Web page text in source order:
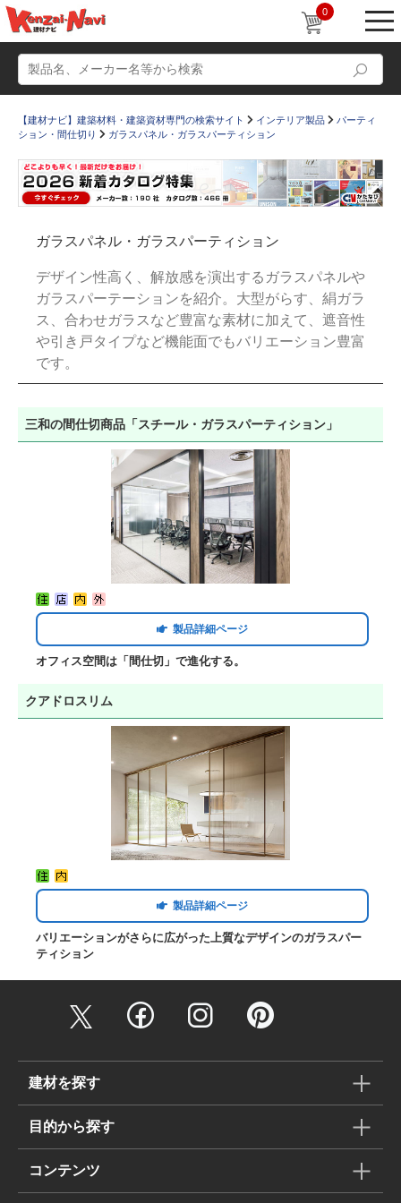
0
すまいリング 設計士インタビュー
Q＆A 販売・施工代理店募集
お気に入り
【建材ナビ】建築材料・建築資材専門の検索サイト インテリア製品
パーティ
ション・間仕切り
ガラスパネル・ガラスパーティション
ガラスパネル・ガラスパーティション
デザイン性高く、解放感を演出するガラスパネルや
ガラスパーテーションを紹介。大型がらす、絹ガラ
ス、合わせガラスなど豊富な素材に加えて、遮音性
や引き戸タイプなど機能面でもバリエーション豊富
です。
三和の間仕切商品「スチール・ガラスパーティション」
製品詳細ページ
オフィス空間は「間仕切」で進化する。
クアドロスリム
製品詳細ページ
バリエーションがさらに広がった上質なデザインのガラスパー
ティション
建材を探す
目的から探す
コンテンツ